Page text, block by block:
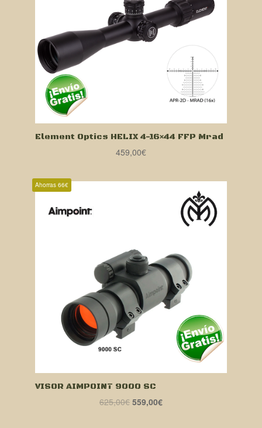
Element Optics HELIX 4-16×44 FFP Mrad
459,00€
Ahorras 66€
VISOR AIMPOINT 9000 SC
625,00€ El
559,00€El